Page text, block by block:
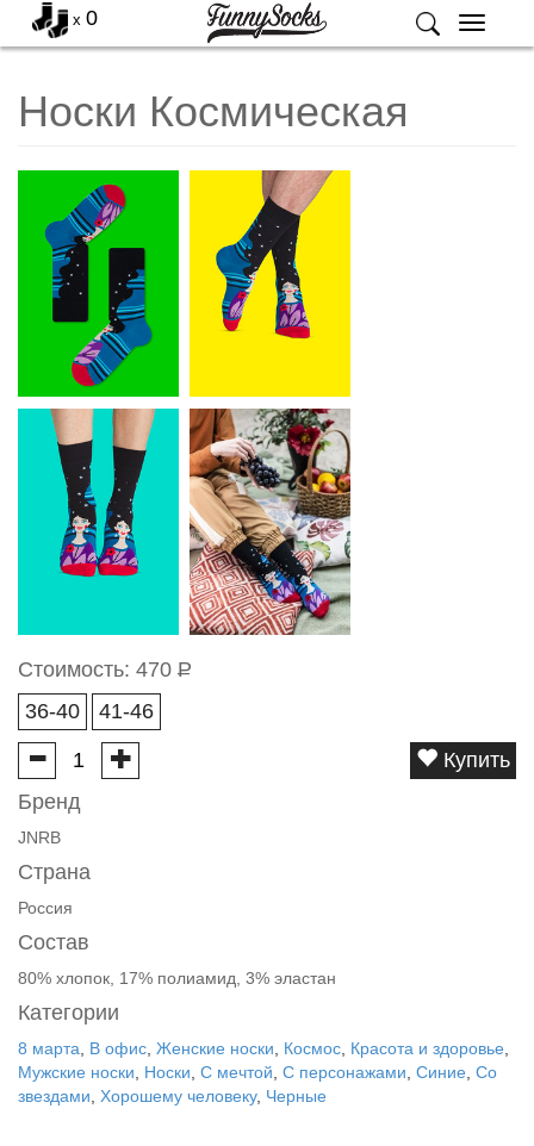
Меню
x 0
Носки Космическая
Стоимость: 470 Р
36-40
41-46
Купить
Бренд
JNRB
Страна
Россия
Состав
80% хлопок, 17% полиамид, 3% эластан
Категории
8 марта В офис Женские носки Космос Красота и здоровье
Мужские носки
Носки С мечтой С персонажами Синие Со
звездами
Хорошему человеку, Черные